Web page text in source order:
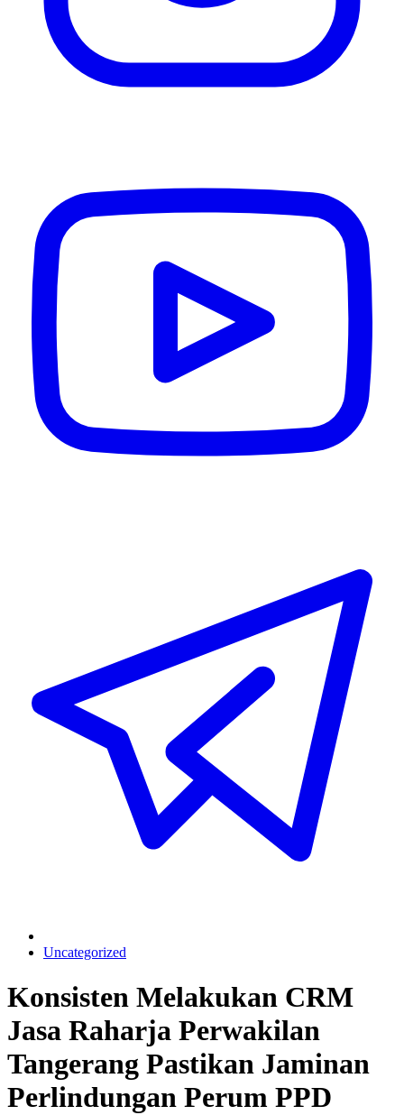
Uncategorized
Konsisten Melakukan CRM
Jasa Raharja Perwakilan
Tangerang Pastikan Jaminan
Perlindungan Perum PPD